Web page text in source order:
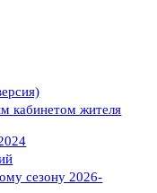
кабинетом жителя
сезону 2026-